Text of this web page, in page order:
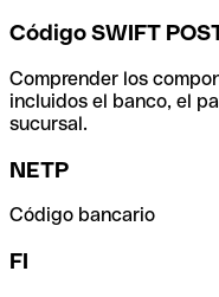
Código SWIFT
Comprender los
incluidos el banco, el
sucursal.
NETP
Código bancario
FI